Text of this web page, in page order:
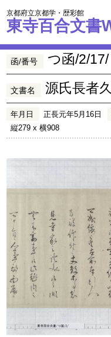
京都府立京都学・歴彩館
東寺百合文書
函/番号 つ函/2/17/
文書名 源氏長者
年月日 正長元年5月16日
縦279 x 横908